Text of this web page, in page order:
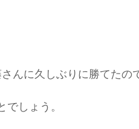
んに久しぶりに勝てたの
しょう。